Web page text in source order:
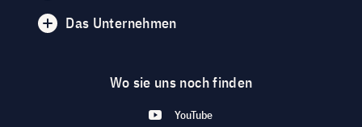
Das Unternehmen
Wo sie uns noch finden
YouTube